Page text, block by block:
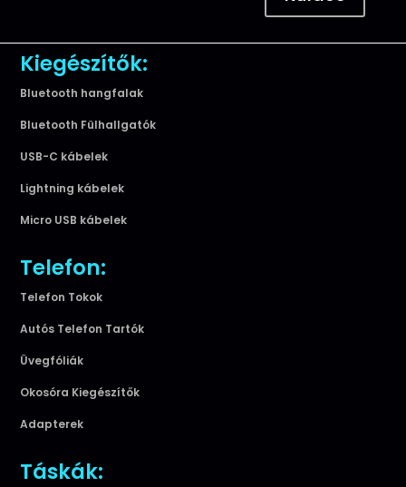
Kiegészítők:
Bluetooth hangfalak
Bluetooth Fülhallgatók
USB-C kábelek
Lightning kábelek
Micro USB kábelek
Telefon:
Telefon Tokok
Autós Telefon Tartók
Üvegfóliák
Okosóra Kiegészítők
Adapterek
Táskák: